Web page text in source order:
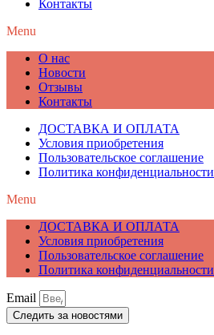
Контакты
Menu
О нас
Новости
Отзывы
Контакты
ДОСТАВКА И ОПЛАТА
Условия приобретения
Пользовательское соглашение
Политика конфиденциальности
Menu
ДОСТАВКА И ОПЛАТА
Условия приобретения
Пользовательское соглашение
Политика конфиденциальности
Email
Следить за новостями